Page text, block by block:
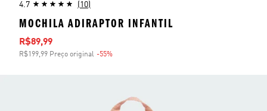
4.7 (10)
MOCHILA ADIRAPTOR INFANTIL
Preço com desconto
R$89,99
R$199,99 Preço original -55%